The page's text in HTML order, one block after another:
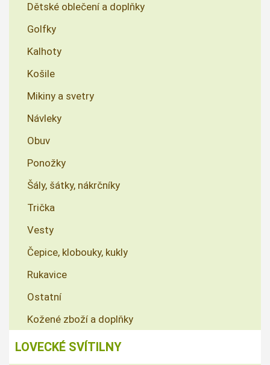
Dětské oblečení a doplňky
Golfky
Kalhoty
Košile
Mikiny a svetry
Návleky
Obuv
Ponožky
Šály, šátky, nákrčníky
Trička
Vesty
Čepice, klobouky, kukly
Rukavice
Ostatní
Kožené zboží a doplňky
LOVECKÉ SVÍTILNY